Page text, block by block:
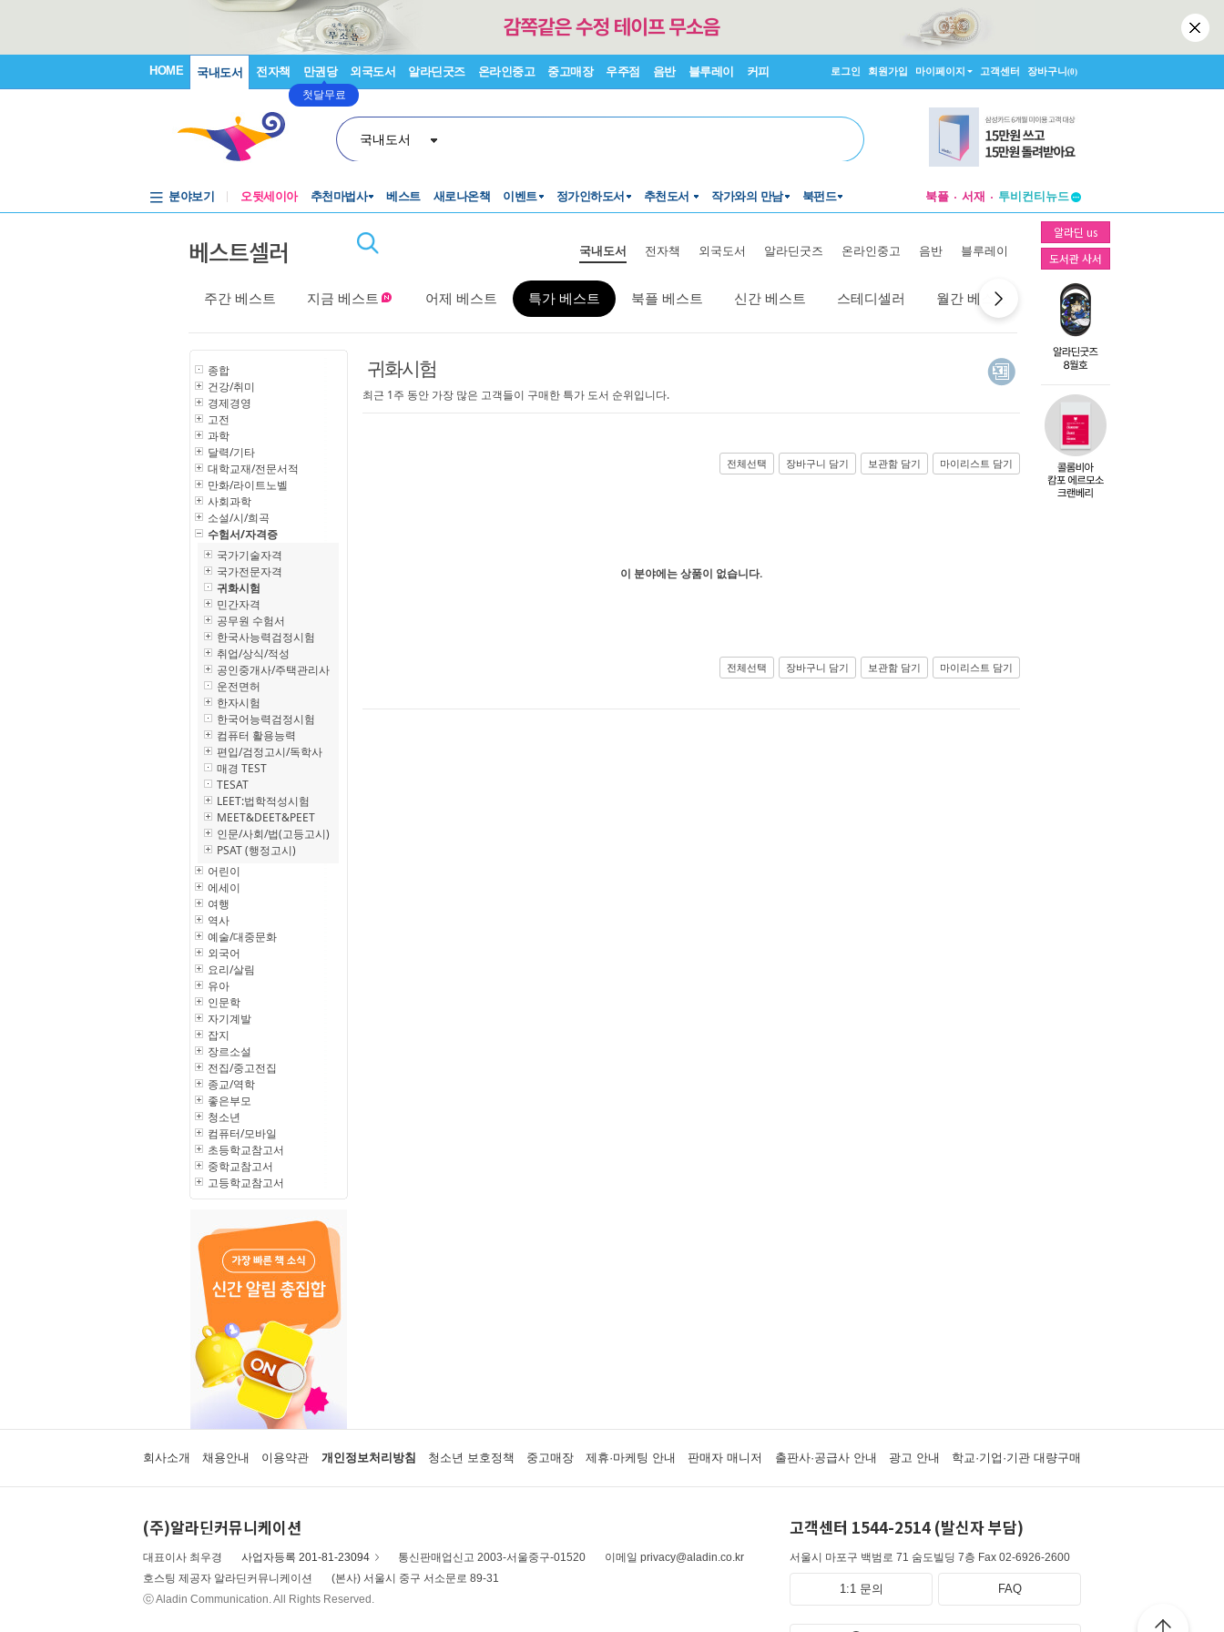
HOME 국내도서 전자책 만권당
첫달무료
외국도서 알라딘굿즈 온라인중고 중고매장 우주점 음반 블루레이 커피 로그인 회원가입 마이페이지 고객센터 장바구니(0)
국내도서
분야보기 오뒷세이아 추천마법사 베스트 새로나온책 이벤트 정가인하도서 추천도서 작가와의 만남 북펀드 북플 서재
투비컨티뉴드
창작플랫폼
투비컨티뉴드
알라딘 us
도서관 사서
베스트셀러 국내도서 전자책 외국도서 알라딘굿즈 온라인중고 음반 블루레이
주간 베스트 지금 베스트 어제 베스트 특가 베스트 북플 베스트 신간 베스트 스테디셀러 월간 베스트 역대 베스트
종합
건강/취미
경제경영
고전
과학
달력/기타
대학교재/전문서적
만화/라이트노벨
사회과학
소설/시/희곡
수험서/자격증
국가기술자격
국가전문자격
귀화시험
민간자격
공무원 수험서
한국사능력검정시험
취업/상식/적성
공인중개사/주택관리사
운전면허
한자시험
한국어능력검정시험
컴퓨터 활용능력
편입/검정고시/독학사
매경 TEST
TESAT
LEET:법학적성시험
MEET&DEET&PEET
인문/사회/법(고등고시)
PSAT (행정고시)
어린이
에세이
여행
역사
예술/대중문화
외국어
요리/살림
유아
인문학
자기계발
잡지
장르소설
전집/중고전집
종교/역학
좋은부모
청소년
컴퓨터/모바일
초등학교참고서
중학교참고서
고등학교참고서
귀화시험
최근 1주 동안 가장 많은 고객들이 구매한 특가 도서 순위입니다.
전체선택 장바구니 담기 보관함 담기 마이리스트 담기
이 분야에는 상품이 없습니다.
전체선택 장바구니 담기 보관함 담기 마이리스트 담기
회사소개 채용안내 이용약관 개인정보처리방침 청소년 보호정책 중고매장 제휴·마케팅 안내 판매자 매니저 출판사·공급사 안내 광고 안내 학교·기업·기관 대량구매
(주)알라딘커뮤니케이션
대표이사 최우경 사업자등록 201-81-23094 통신판매업신고 2003-서울중구-01520
이메일 privacy@aladin.co.kr
호스팅 제공자 알라딘커뮤니케이션
(본사) 서울시 중구 서소문로 89-31
ⓒ Aladin Communication. All Rights Reserved.
고객센터 1544-2514 (발신자 부담)
서울시 마포구 백범로 71 숨도빌딩 7층 Fax 02-6926-2600
1:1 문의 FAQ